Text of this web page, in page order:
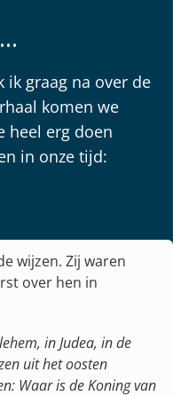
…
ik graag na over de
komen we
heel erg doen
in onze tijd:
wijzen. Zij waren
over hen in
in Judea, in de
uit het oosten
Waar is de Koning van